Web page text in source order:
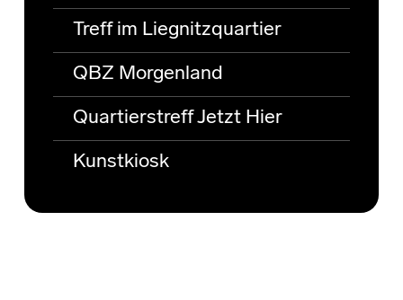
Treff im Liegnitzquartier
QBZ Morgenland
Quartierstreff Jetzt Hier
Kunstkiosk